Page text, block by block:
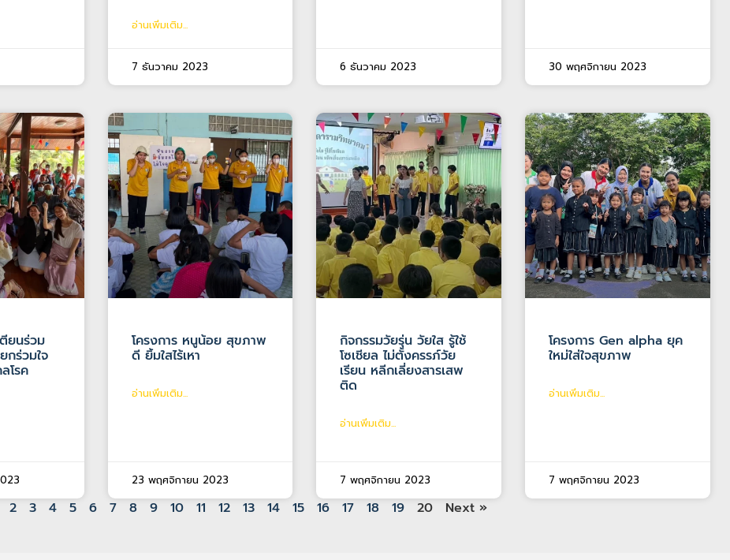
อ่านเพิ่มเติม...
7 ธันวาคม 2023 6 ธันวาคม 2023 30 พฤศจิกายน 2023
ยนร่วม
กร่วมใจ
โรค
โครงการ หนูน้อย สุขภาพ
ดี ยิ้มใสไร้เหา
อ่านเพิ่มเติม...
23 พฤศจิกายน 2023
กิจกรรมวัยรุ่น วัยใส รู้ใช้
โซเชียล ไม่ตั้งครรภ์วัย
เรียน หลีกเลี่ยงสารเสพ
ติด
อ่านเพิ่มเติม...
7 พฤศจิกายน 2023
โครงการ Gen alpha ยุค
ใหม่ใส่ใจสุขภาพ
อ่านเพิ่มเติม...
7 พฤศจิกายน 2023
2 3 4 5 6 7 8 9 10 11 12 13 14 15 16 17 18 19 20 Next »